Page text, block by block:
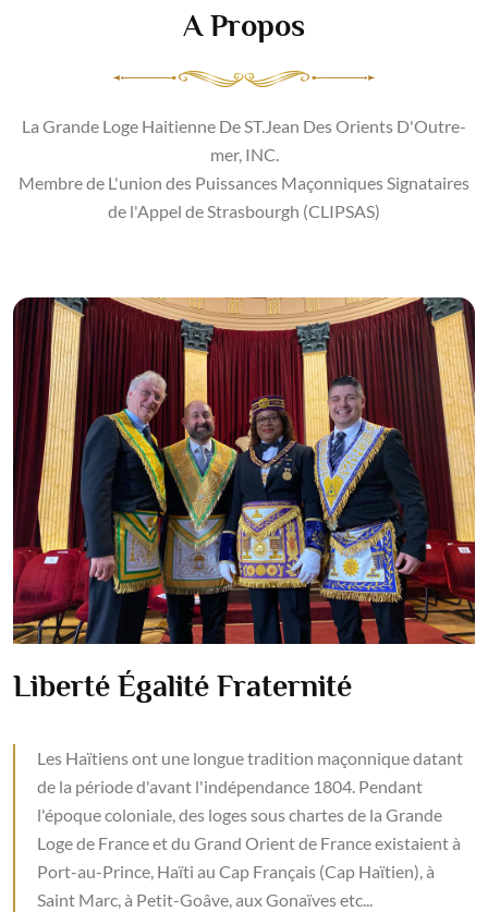
A Propos
La Grande Loge Haitienne De ST.Jean Des Orients D'Outre-
mer, INC.
Membre de L'union des Puissances Maçonniques Signataires
de l'Appel de Strasbourgh (CLIPSAS)
Liberté Égalité Fraternité
Les Haïtiens ont une longue tradition maçonnique datant
de la période d'avant l'indépendance 1804. Pendant
l'époque coloniale, des loges sous chartes de la Grande
Loge de France et du Grand Orient de France existaient à
Port-au-Prince, Haïti au Cap Français (Cap Haïtien), à
Saint Marc, à Petit-Goâve, aux Gonaïves etc...